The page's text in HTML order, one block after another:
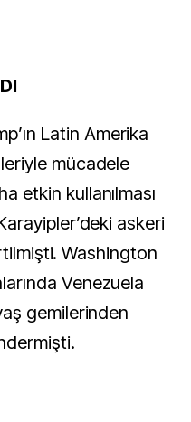
Latin Amerika
mücadele
etkin kullanılması
askeri
Washington
Venezuela
gemilerinden